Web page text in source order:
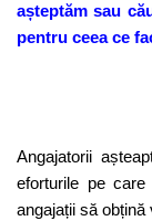
așteptăm sau
pentru ceea ce
Angajatorii
eforturile pe
angajații să obțină